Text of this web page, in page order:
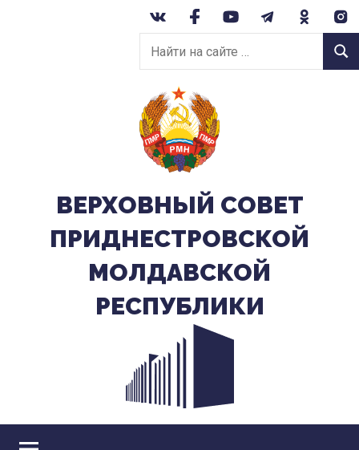
Найти
на
сайте:
ВЕРХОВНЫЙ CОВЕТ
ПРИДНЕСТРОВСКОЙ
МОЛДАВСКОЙ
РЕСПУБЛИКИ